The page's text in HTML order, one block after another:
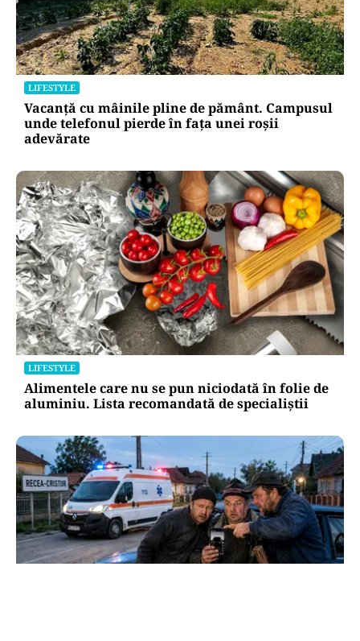
LIFESTYLE
Vacanță cu mâinile pline de pământ. Campusul
unde telefonul pierde în fața unei roșii
adevărate
LIFESTYLE
Alimentele care nu se pun niciodată în folie de
aluminiu. Lista recomandată de specialiștii